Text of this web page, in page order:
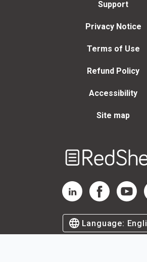
Support
Privacy Notice
Terms of Use
Refund Policy
Accessibility
Site map
RedShelf LinkedIn
RedShelf
Language: